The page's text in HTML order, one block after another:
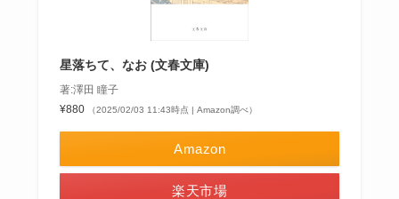
星落ちて、なお (文春文庫)
著:澤田 瞳子
¥880
（2025/02/03 11:43時点 | Amazon調べ）
Amazon
楽天市場